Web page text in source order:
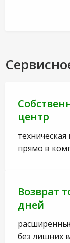
центр
прямо в
Возврат
дней
без лишних